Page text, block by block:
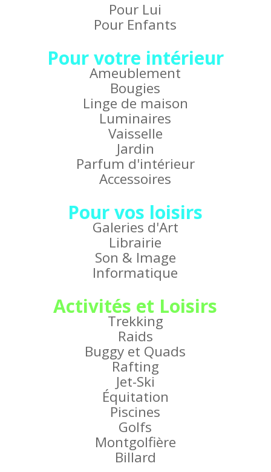
Pour Lui
Pour Enfants
Pour votre intérieur
Ameublement
Bougies
Linge de maison
Luminaires
Vaisselle
Jardin
Parfum d'intérieur
Accessoires
Pour vos loisirs
Galeries d'Art
Librairie
Son & Image
Informatique
Activités et Loisirs
Trekking
Raids
Buggy et Quads
Rafting
Jet-Ski
Équitation
Piscines
Golfs
Montgolfière
Billard